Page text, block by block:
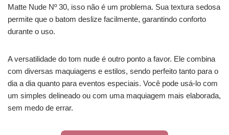
Matte Nude Nº 30, isso não é um problema. Sua textura sedosa
permite que o batom deslize facilmente, garantindo conforto
durante o uso.
A versatilidade do tom nude é outro ponto a favor. Ele combina
com diversas maquiagens e estilos, sendo perfeito tanto para o
dia a dia quanto para eventos especiais. Você pode usá-lo com
um simples delineado ou com uma maquiagem mais elaborada,
sem medo de errar.